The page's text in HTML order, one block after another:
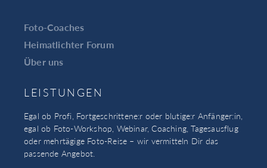
Foto-Coaches
Heimatlichter Forum
Über uns
LEISTUNGEN
Egal ob Profi, Fortgeschrittene:r oder blutige:r Anfänger:in,
egal ob Foto-Workshop, Webinar, Coaching, Tagesausflug
oder mehrtägige Foto-Reise – wir vermitteln Dir das
passende Angebot.